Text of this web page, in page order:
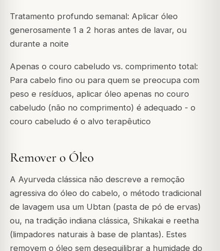
Tratamento profundo semanal: Aplicar óleo
generosamente 1 a 2 horas antes de lavar, ou
durante a noite
Apenas o couro cabeludo vs. comprimento total:
Para cabelo fino ou para quem se preocupa com
peso e resíduos, aplicar óleo apenas no couro
cabeludo (não no comprimento) é adequado - o
couro cabeludo é o alvo terapêutico
Remover o Óleo
A Ayurveda clássica não descreve a remoção
agressiva do óleo do cabelo, o método tradicional
de lavagem usa um Ubtan (pasta de pó de ervas)
ou, na tradição indiana clássica, Shikakai e reetha
(limpadores naturais à base de plantas). Estes
removem o óleo sem desequilibrar a humidade do